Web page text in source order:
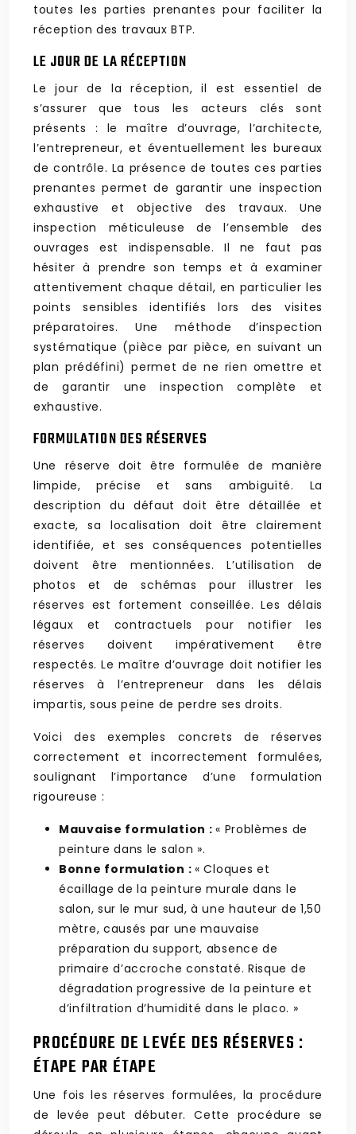
toutes les parties prenantes pour faciliter la
réception des travaux BTP.
LE JOUR DE LA RÉCEPTION
Le jour de la réception, il est essentiel de
s’assurer que tous les acteurs clés sont
présents : le maître d’ouvrage, l’architecte,
l’entrepreneur, et éventuellement les bureaux
de contrôle. La présence de toutes ces parties
prenantes permet de garantir une inspection
exhaustive et objective des travaux. Une
inspection méticuleuse de l’ensemble des
ouvrages est indispensable. Il ne faut pas
hésiter à prendre son temps et à examiner
attentivement chaque détail, en particulier les
points sensibles identifiés lors des visites
préparatoires. Une méthode d’inspection
systématique (pièce par pièce, en suivant un
plan prédéfini) permet de ne rien omettre et
de garantir une inspection complète et
exhaustive.
FORMULATION DES RÉSERVES
Une réserve doit être formulée de manière
limpide, précise et sans ambiguïté. La
description du défaut doit être détaillée et
exacte, sa localisation doit être clairement
identifiée, et ses conséquences potentielles
doivent être mentionnées. L’utilisation de
photos et de schémas pour illustrer les
réserves est fortement conseillée. Les délais
légaux et contractuels pour notifier les
réserves doivent impérativement être
respectés. Le maître d’ouvrage doit notifier les
réserves à l’entrepreneur dans les délais
impartis, sous peine de perdre ses droits.
Voici des exemples concrets de réserves
correctement et incorrectement formulées,
soulignant l’importance d’une formulation
rigoureuse :
Mauvaise formulation :« Problèmes de
peinture dans le salon ».
Bonne formulation : « Cloques et
écaillage de la peinture murale dans le
salon, sur le mur sud, à une hauteur de 1,50
mètre, causés par une mauvaise
préparation du support, absence de
primaire d’accroche constaté. Risque de
dégradation progressive de la peinture et
d’infiltration d’humidité dans le placo. »
PROCÉDURE DE LEVÉE DES RÉSERVES :
ÉTAPE PAR ÉTAPE
Une fois les réserves formulées, la procédure
de levée peut débuter. Cette procédure se